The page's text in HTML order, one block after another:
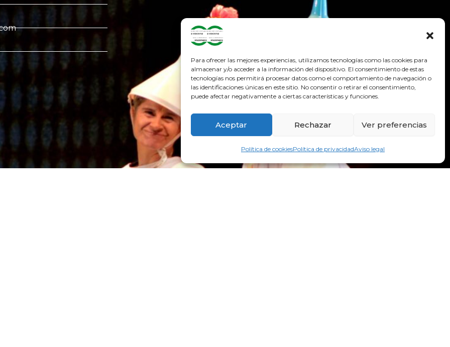
Para ofrecer las mejores experiencias, utilizamos tecnologías como las cookies para
almacenar y/o acceder a la información del dispositivo. El consentimiento de estas
tecnologías nos permitirá procesar datos como el comportamiento de navegación o
las identificaciones únicas en este sitio. No consentir o retirar el consentimiento,
puede afectar negativamente a ciertas características y funciones.
Aceptar Rechazar Ver preferencias
Política de cookiesPolítica de privacidadAviso legal